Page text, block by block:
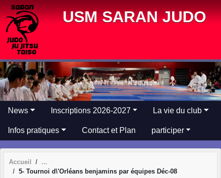
USM SARAN JUDO
News Inscriptions 2026-2027 La vie du club
Infos pratiques Contact et Plan participer
Accueil
5- Tournoi d\'Orléans benjamins par équipes Déc-08
Panneau de gestion des cookies